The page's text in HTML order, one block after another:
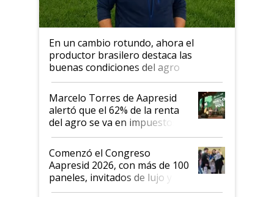
En un cambio rotundo, ahora el
productor brasilero destaca las
buenas condiciones del agro
argentino para invertir: "Los veo
más motivados"
Marcelo Torres de Aapresid
alertó que el 62% de la renta
del agro se va en impuestos:
"No es bueno que en
Argentina se sigan discutiendo
las mismas cosas de hace 50
años"
Comenzó el Congreso
Aapresid 2026, con más de 100
paneles, invitados de lujo y
todas las tendencias